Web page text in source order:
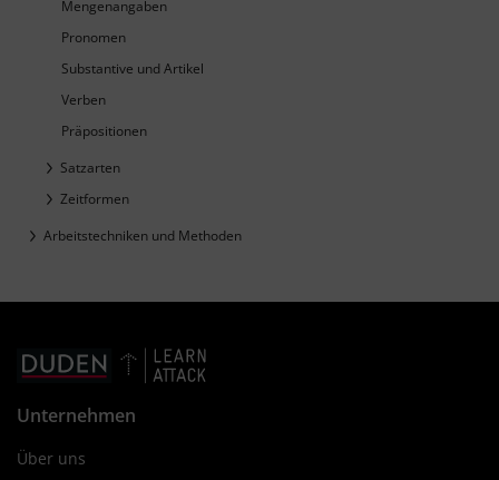
Mengenangaben
Pronomen
Substantive und Artikel
Verben
Präpositionen
Satzarten
Zeitformen
Arbeitstechniken und Methoden
Unternehmen
Über uns